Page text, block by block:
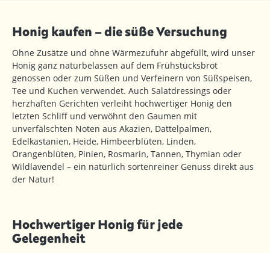
Honig kaufen – die süße Versuchung
Ohne Zusätze und ohne Wärmezufuhr abgefüllt, wird unser
Honig ganz naturbelassen auf dem Frühstücksbrot
genossen oder zum Süßen und Verfeinern von Süßspeisen,
Tee und Kuchen verwendet. Auch Salatdressings oder
herzhaften Gerichten verleiht hochwertiger Honig den
letzten Schliff und verwöhnt den Gaumen mit
unverfälschten Noten aus Akazien, Dattelpalmen,
Edelkastanien, Heide, Himbeerblüten, Linden,
Orangenblüten, Pinien, Rosmarin, Tannen, Thymian oder
Wildlavendel – ein natürlich sortenreiner Genuss direkt aus
der Natur!
Hochwertiger Honig für jede
Gelegenheit